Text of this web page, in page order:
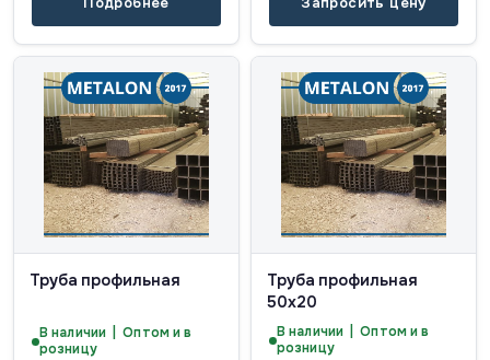
Труба профильная
В наличии | Оптом и в
розницу
Труба профильная
50х20
В наличии | Оптом и в
розницу